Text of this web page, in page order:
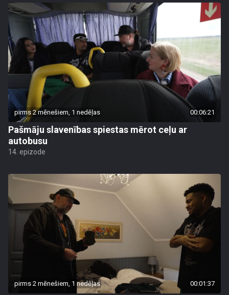
pirms 2 mēnešiem, 1 nedēļas 00:06:21
Pašmāju slavenības spiestas mērot ceļu ar
autobusu
14. epizode
pirms 2 mēnešiem, 1 nedēļas 00:01:37